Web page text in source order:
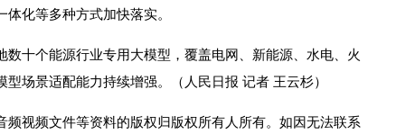
化等多种方式加快落实。
十个能源行业专用大模型，覆盖电网、新能源、水电、火
场景适配能力持续增强。（人民日报 记者 王云杉）
频视频文件等资料的版权归版权所有人所有。如因无法联系